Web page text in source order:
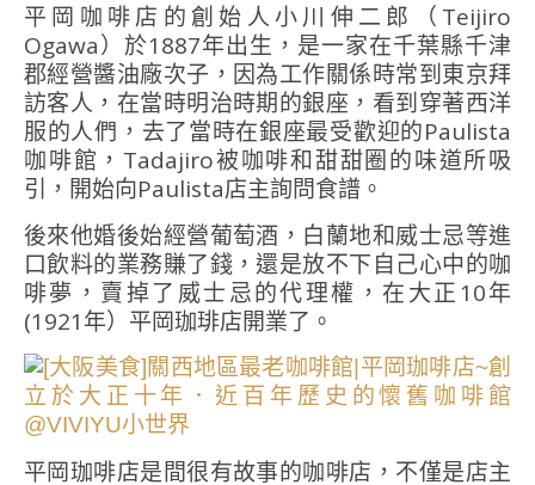
平岡咖啡店的創始人小川伸二郎（Teijiro
Ogawa）於1887年出生，是一家在千葉縣千津
郡經營醬油廠次子，因為工作關係時常到東京拜
訪客人，在當時明治時期的銀座，看到穿著西洋
服的人們，去了當時在銀座最受歡迎的Paulista
咖啡館，Tadajiro被咖啡和甜甜圈的味道所吸
引，開始向Paulista店主詢問食譜。
後來他婚後始經營葡萄酒，白蘭地和威士忌等進
口飲料的業務賺了錢，還是放不下自己心中的咖
啡夢，賣掉了威士忌的代理權，在大正10年
(1921年）平岡珈琲店開業了。
平岡珈啡店是間很有故事的咖啡店，不僅是店主